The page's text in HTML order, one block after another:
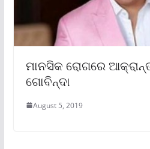
ମାନସିକ ରୋଗରେ
ଗୋବିନ୍ଦା
August 5, 2019